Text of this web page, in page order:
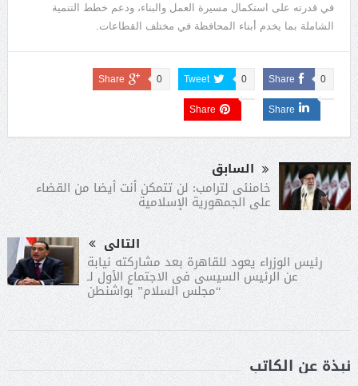
في قدرته على استكمال مسيرة العمل والبناء، ودعم خطط التنمية
الشاملة بما يخدم أبناء المحافظة في مختلف القطاعات.
Share 0
Tweet 0
Share 0
Share
Share
السابق
خامنئى لترامب: لن تتمكن أنت أيضا من القضاء
على الجمهورية الإسلامية
التالى
رئيس الوزراء يعود للقاهرة بعد مشاركته نيابة
عن الرئيس السيسى فى الاجتماع الأول لـ
“مجلس السلام” بواشنطن
نبذة عن الكاتب